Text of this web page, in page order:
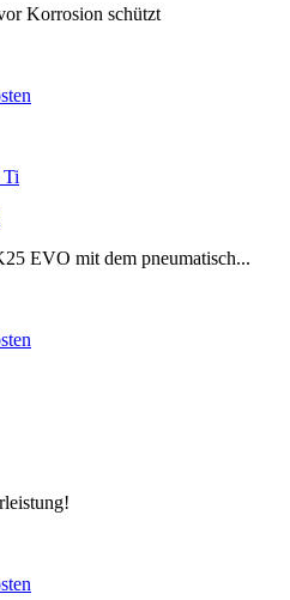
Korrosion schützt
EVO mit dem pneumatisch...